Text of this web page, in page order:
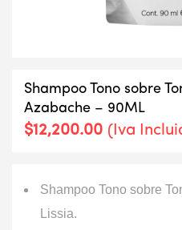
Shampoo Tono sobre
Azabache – 90ML
$12,200.00 (Iva
Shampoo Tono sobre
Lissia.